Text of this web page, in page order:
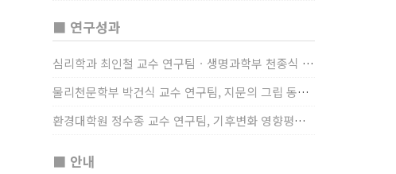
■ 연구성과
심리학과 최인철 교수 연구팀ㆍ생명과학부 천종식 교수 연구팀, 장내 마이크로바이옴과 정서적 웰빙간 관계 규명
물리천문학부 박건식 교수 연구팀, 지문의 그립 동작에서의 역할 및 원리 규명
환경대학원 정수종 교수 연구팀, 기후변화 영향평가 모형을 통해 기후변화에 따른 급격한 토양수분의 감소가 발생하는 지역과 시간을 규명
■ 안내